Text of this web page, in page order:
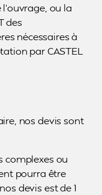
ou la
des
nécessaires à
par CASTEL
nos devis sont
complexes ou
pourra être
devis est de 1